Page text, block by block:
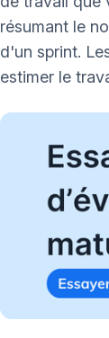
résumant le
d'un sprint.
estimer le